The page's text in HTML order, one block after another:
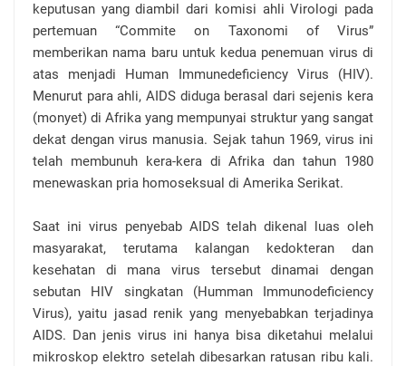
keputusan yang diambil dari komisi ahli Virologi pada
pertemuan “Commite on Taxonomi of Virus”
memberikan nama baru untuk kedua penemuan virus di
atas menjadi Human Immunedeficiency Virus (HIV).
Menurut para ahli, AIDS diduga berasal dari sejenis kera
(monyet) di Afrika yang mempunyai struktur yang sangat
dekat dengan virus manusia. Sejak tahun 1969, virus ini
telah membunuh kera-kera di Afrika dan tahun 1980
menewaskan pria homoseksual di Amerika Serikat.
Saat ini virus penyebab AIDS telah dikenal luas oleh
masyarakat, terutama kalangan kedokteran dan
kesehatan di mana virus tersebut dinamai dengan
sebutan HIV singkatan (Humman Immunodeficiency
Virus), yaitu jasad renik yang menyebabkan terjadinya
AIDS. Dan jenis virus ini hanya bisa diketahui melalui
mikroskop elektro setelah dibesarkan ratusan ribu kali.